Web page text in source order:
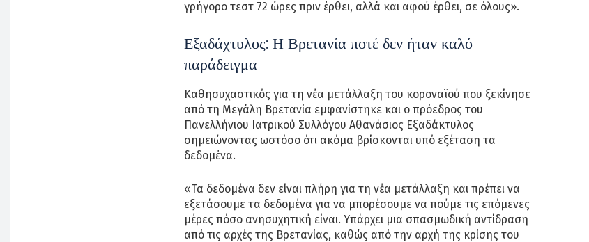
γρήγορο τεστ 72 ώρες πριν έρθει, αλλά και αφού έρθει, σε όλους».
Εξαδάχτυλος: Η Βρετανία ποτέ δεν ήταν καλό
παράδειγμα
Καθησυχαστικός για τη νέα μετάλλαξη του κοροναϊού που ξεκίνησε
από τη Μεγάλη Βρετανία εμφανίστηκε και ο πρόεδρος του
Πανελλήνιου Ιατρικού Συλλόγου Αθανάσιος Εξαδάκτυλος
σημειώνοντας ωστόσο ότι ακόμα βρίσκονται υπό εξέταση τα
δεδομένα.
«Τα δεδομένα δεν είναι πλήρη για τη νέα μετάλλαξη και πρέπει να
εξετάσουμε τα δεδομένα για να μπορέσουμε να πούμε τις επόμενες
μέρες πόσο ανησυχητική είναι. Υπάρχει μια σπασμωδική αντίδραση
από τις αρχές της Βρετανίας, καθώς από την αρχή της κρίσης του